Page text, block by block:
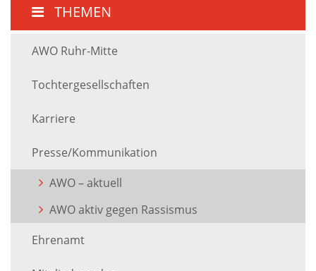
THEMEN
AWO Ruhr-Mitte
Tochtergesellschaften
Karriere
Presse/Kommunikation
AWO – aktuell
AWO aktiv gegen Rassismus
Ehrenamt